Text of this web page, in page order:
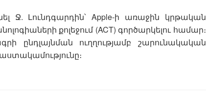
Ջ. Լունդգարդին՝ Apple-ի առաջին կրթական
քոլեջում (ACT) գործարկելու համար։
ընդլայնման ուղղությամբ շարունակական